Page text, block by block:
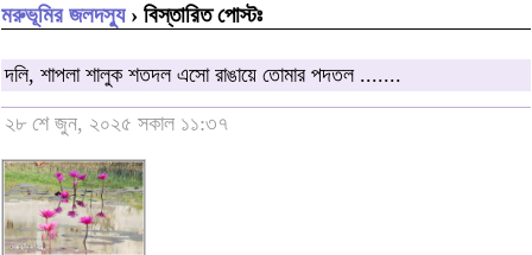
মরুভূমির জলদস্যু› বিস্তারিত পোস্টঃ
দলি, শাপলা শালুক শতদল এসো রাঙায়ে তোমার পদতল .......
২৮ শে জুন, ২০২৫ সকাল ১১:৩৭